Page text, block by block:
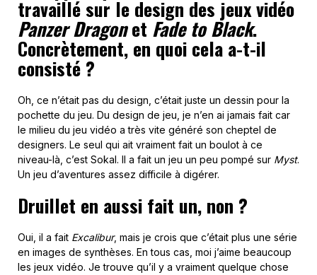
travaillé sur le design des jeux vidéo
Panzer Dragonet Fade to Black.
Concrètement, en quoi cela a-t-il
consisté ?
Oh, ce n’était pas du design, c’était juste un dessin pour la
pochette du jeu. Du design de jeu, je n’en ai jamais fait car
le milieu du jeu vidéo a très vite généré son cheptel de
designers. Le seul qui ait vraiment fait un boulot à ce
niveau-là, c’est Sokal. Il a fait un jeu un peu pompé sur Myst.
Un jeu d’aventures assez difficile à digérer.
Druillet en aussi fait un, non ?
Oui, il a fait Excalibur, mais je crois que c’était plus une série
en images de synthèses. En tous cas, moi j’aime beaucoup
les jeux vidéo. Je trouve qu’il y a vraiment quelque chose